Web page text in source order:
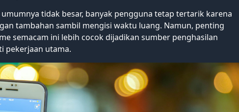
tidak besar, banyak pengguna tetap tertarik karena
tambahan sambil mengisi waktu luang. Namun, penting
semacam ini lebih cocok dijadikan sumber penghasilan
pekerjaan utama.